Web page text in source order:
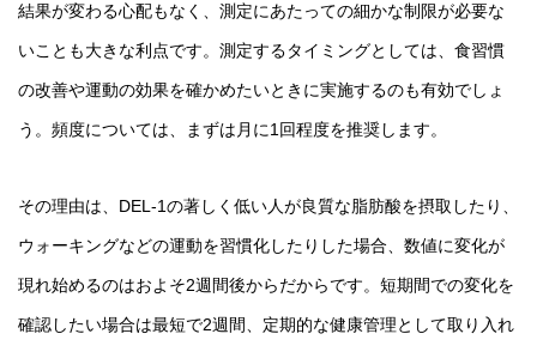
結果が変わる心配もなく、測定にあたっての細かな制限が必要な
いことも大きな利点です。測定するタイミングとしては、食習慣
の改善や運動の効果を確かめたいときに実施するのも有効でしょ
う。頻度については、まずは月に1回程度を推奨します。
その理由は、DEL-1の著しく低い人が良質な脂肪酸を摂取したり、
ウォーキングなどの運動を習慣化したりした場合、数値に変化が
現れ始めるのはおよそ2週間後からだからです。短期間での変化を
確認したい場合は最短で2週間、定期的な健康管理として取り入れ